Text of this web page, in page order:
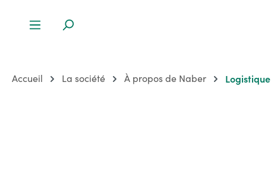
Accueil La société À propos de Naber Logistique